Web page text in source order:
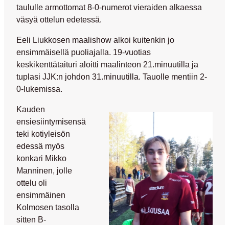
taululle armottomat 8-0-numerot vieraiden alkaessa
väsyä ottelun edetessä.
Eeli Liukkosen maalishow alkoi kuitenkin jo
ensimmäisellä puoliajalla. 19-vuotias
keskikenttätaituri aloitti maalinteon 21.minuutilla ja
tuplasi JJK:n johdon 31.minuutilla. Tauolle mentiin 2-
0-lukemissa.
Kauden
ensiesiintymisensä
teki kotiyleisön
edessä myös
konkari Mikko
Manninen, jolle
ottelu oli
ensimmäinen
Kolmosen tasolla
sitten B-